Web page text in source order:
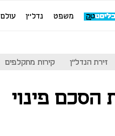
משפט נדל''ן עולם
זירת הנדל"ן קירות מתקלפים
פינוי